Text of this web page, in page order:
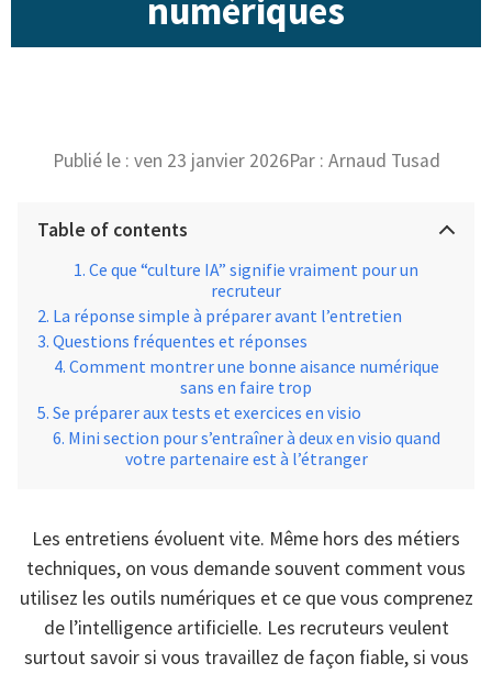
numériques
Publié le : ven 23 janvier 2026Par : Arnaud Tusad
Table of contents
Ce que “culture IA” signifie vraiment pour un
recruteur
La réponse simple à préparer avant l’entretien
Questions fréquentes et réponses
Comment montrer une bonne aisance numérique
sans en faire trop
Se préparer aux tests et exercices en visio
Mini section pour s’entraîner à deux en visio quand
votre partenaire est à l’étranger
Les entretiens évoluent vite. Même hors des métiers
techniques, on vous demande souvent comment vous
utilisez les outils numériques et ce que vous comprenez
de l’intelligence artificielle. Les recruteurs veulent
surtout savoir si vous travaillez de façon fiable, si vous